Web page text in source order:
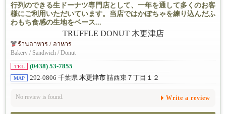
行列のできる生ドーナツ専門店として、一年を通して多くのお客
様にご利用いただいています。当店ではかぼちゃを練り込んだふ
わもち食感の生地をベース...
ร้านอาหาร / อาหาร
Bakery / Sandwich / Donut
TEL (0438) 53-7855
MAP 292-0806 千葉県 木更津市 請西東７丁目１２
No review is found. Write a review